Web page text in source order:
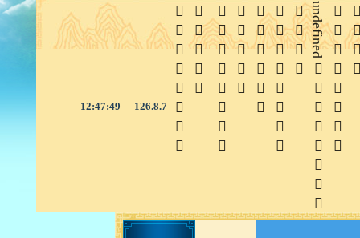
12:47:49 126.8.7

 
undefined




